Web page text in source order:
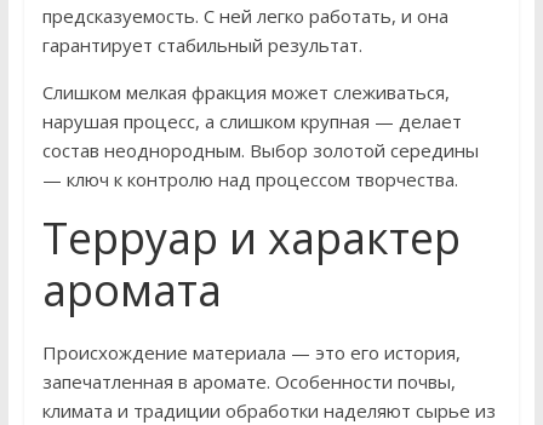
предсказуемость. С ней легко работать, и она
гарантирует стабильный результат.
Слишком мелкая фракция может слеживаться,
нарушая процесс, а слишком крупная — делает
состав неоднородным. Выбор золотой середины
— ключ к контролю над процессом творчества.
Терруар и характер
аромата
Происхождение материала — это его история,
запечатленная в аромате. Особенности почвы,
климата и традиции обработки наделяют сырье из